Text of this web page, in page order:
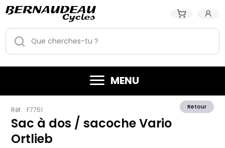
MENU
Retour
Réf. : F7751
Sac à dos / sacoche Vario
Ortlieb